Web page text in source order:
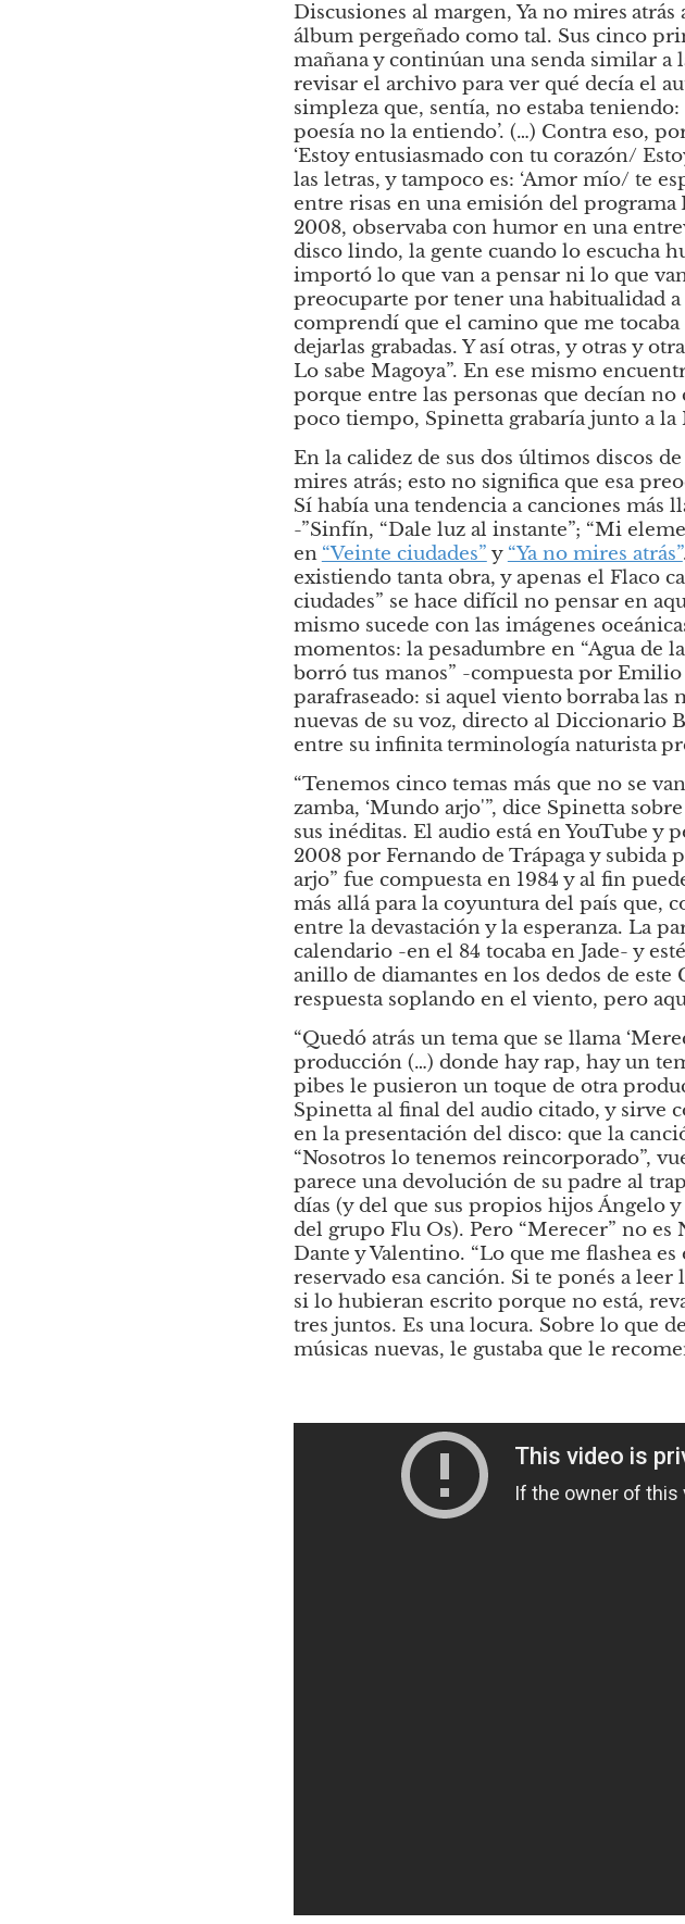
Discusiones al margen, Ya no mires atrás
álbum pergeñado como tal. Sus cinco
mañana y continúan una senda similar a
revisar el archivo para ver qué decía el
simpleza que, sentía, no estaba
poesía no la entiendo’. (…) Contra eso,
‘Estoy entusiasmado con tu corazón/
las letras, y tampoco es: ‘Amor mío/ te
entre risas en una emisión del programa
2008, observaba con humor en una
disco lindo, la gente cuando lo escucha
importó lo que van a pensar ni lo que
preocuparte por tener una habitualidad
comprendí que el camino que me
dejarlas grabadas. Y así otras, y otras y
Lo sabe Magoya”. En ese mismo
porque entre las personas que decían no
poco tiempo, Spinetta grabaría junto a la
En la calidez de sus dos últimos discos
mires atrás; esto no significa que esa
Sí había una tendencia a canciones más
-”Sinfín, “Dale luz al instante”; “Mi
en “Veinte ciudades” y “Ya no mires atrás”
existiendo tanta obra, y apenas el Flaco
ciudades” se hace difícil no pensar en
mismo sucede con las imágenes
momentos: la pesadumbre en “Agua de
borró tus manos” -compuesta por
parafraseado: si aquel viento borraba las
nuevas de su voz, directo al Diccionario
entre su infinita terminología naturista
“Tenemos cinco temas más que no se
zamba, ‘Mundo arjo'”, dice Spinetta
sus inéditas. El audio está en YouTube y
2008 por Fernando de Trápaga y
arjo” fue compuesta en 1984 y al fin
más allá para la coyuntura del país que,
entre la devastación y la esperanza. La
calendario -en el 84 tocaba en Jade- y
anillo de diamantes en los dedos de
respuesta soplando en el viento, pero
“Quedó atrás un tema que se llama
producción (…) donde hay rap, hay un
pibes le pusieron un toque de otra
Spinetta al final del audio citado, y sirve
en la presentación del disco: que la
“Nosotros lo tenemos reincorporado”,
parece una devolución de su padre al
días (y del que sus propios hijos Ángelo
del grupo Flu Os). Pero “Merecer” no
Dante y Valentino. “Lo que me flashea
reservado esa canción. Si te ponés a
si lo hubieran escrito porque no está,
tres juntos. Es una locura. Sobre lo que
músicas nuevas, le gustaba que le